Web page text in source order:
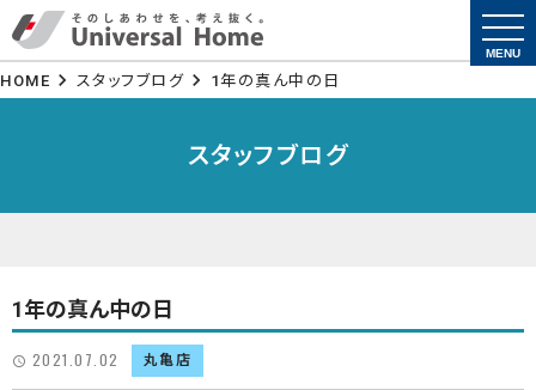
HOME スタッフブログ 1年の真ん中の日
スタッフブログ
1年の真ん中の日
2021.07.02 丸亀店
MENU